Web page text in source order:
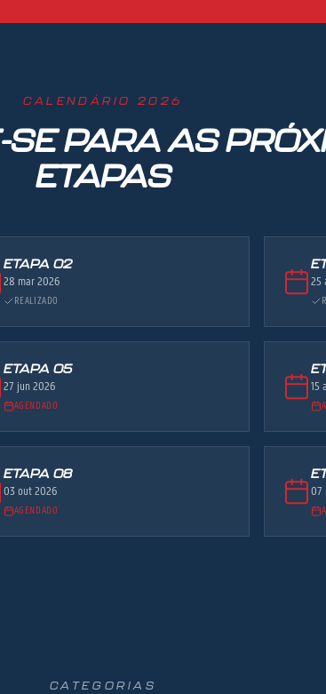
CALENDÁRIO 2026
SE PARA AS
ETAPAS
ETAPA 02
28 mar 2026
REALIZADO
25
ETAPA 05
27 jun 2026
AGENDADO
15
ETAPA 08
03 out 2026
AGENDADO
07
CATEGORIAS